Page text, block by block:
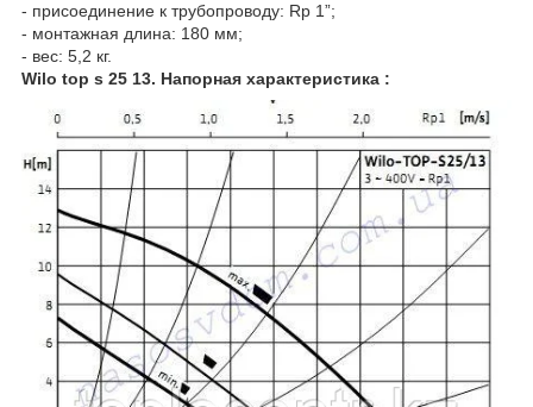
- присоединение к трубопроводу: Rp 1”;
- монтажная длина: 180 мм;
- вес: 5,2 кг.
Wilo top s 25 13. Напорная характеристика :